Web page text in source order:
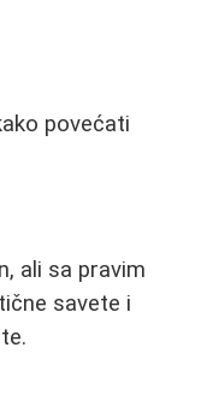
povećati
ali sa pravim
savete i